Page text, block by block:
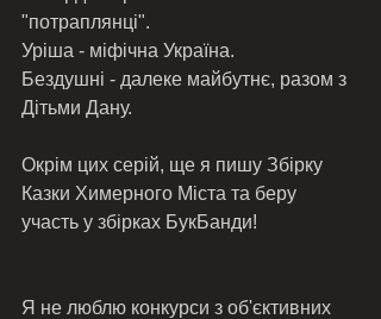
"потраплянці".
Уріша - міфічна Україна.
Бездушні - далеке майбутнє, разом з
Дітьми Дану.
Окрім цих серій, ще я пишу Збірку
Казки Химерного Міста та беру
участь у збірках БукБанди!
Я не люблю конкурси з об'єктивних